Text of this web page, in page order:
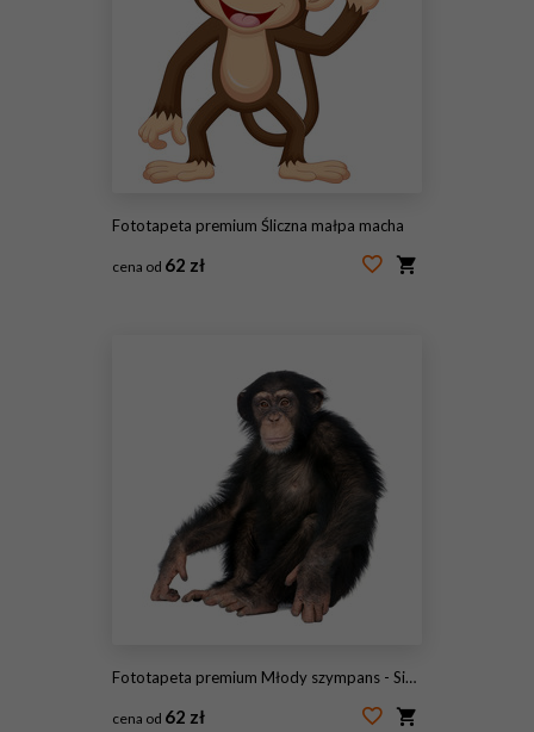
Fototapeta premium Śliczna małpa macha
cena od 62 zł
Fototapeta premium Młody szympans - Simia troglodytes (5 lat)
cena od 62 zł